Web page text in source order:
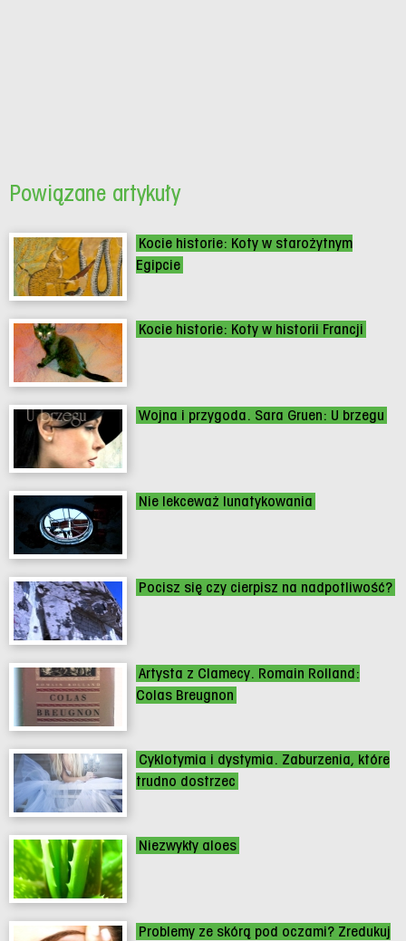
Powiązane artykuły
Kocie historie: Koty w starożytnym
Egipcie
Kocie historie: Koty w historii Francji
Wojna i przygoda. Sara Gruen: U brzegu
Nie lekceważ lunatykowania
Pocisz się czy cierpisz na nadpotliwość?
Artysta z Clamecy. Romain Rolland:
Colas Breugnon
Cyklotymia i dystymia. Zaburzenia, które
trudno dostrzec
Niezwykły aloes
Problemy ze skórą pod oczami? Zredukuj